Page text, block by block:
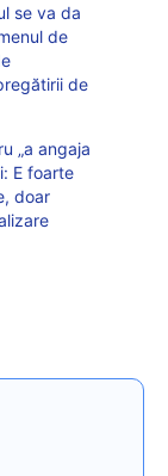
se va da
de
de
„a angaja
E foarte
doar